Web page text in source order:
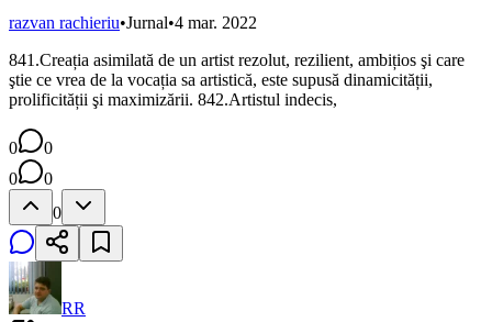
razvan rachieriu•Jurnal•4 mar. 2022
841.Creația asimilată de un artist rezolut, rezilient, ambițios şi care
ştie ce vrea de la vocația sa artistică, este supusă dinamicității,
prolificității şi maximizării. 842.Artistul indecis,
0
0
0
0
0
RR